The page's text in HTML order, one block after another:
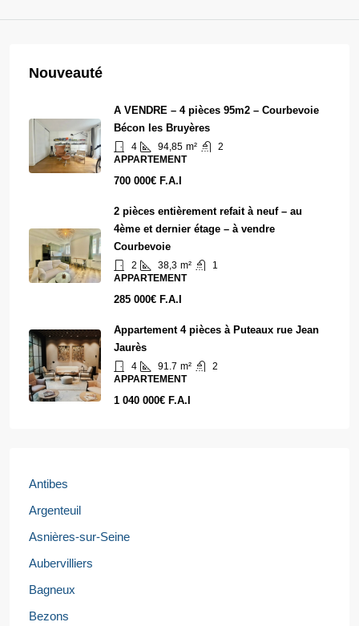
Nouveauté
A VENDRE – 4 pièces 95m2 – Courbevoie
Bécon les Bruyères
4 94,85 m²
2
APPARTEMENT
700 000€ F.A.I
2 pièces entièrement refait à neuf – au
4ème et dernier étage – à vendre
Courbevoie
2 38,3 m²
1
APPARTEMENT
285 000€ F.A.I
Appartement 4 pièces à Puteaux rue Jean
Jaurès
4 91.7 m²
2
APPARTEMENT
1 040 000€ F.A.I
Antibes
Argenteuil
Asnières-sur-Seine
Aubervilliers
Bagneux
Bezons